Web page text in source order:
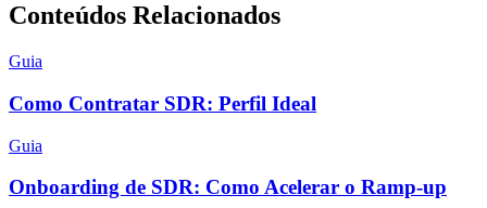
Conteúdos Relacionados
Guia
Como Contratar SDR: Perfil Ideal
Guia
Onboarding de SDR: Como Acelerar o Ramp-up